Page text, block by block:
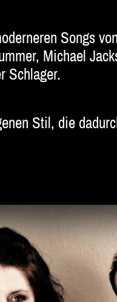
Songs
Michael
Schlager.
Stil, die